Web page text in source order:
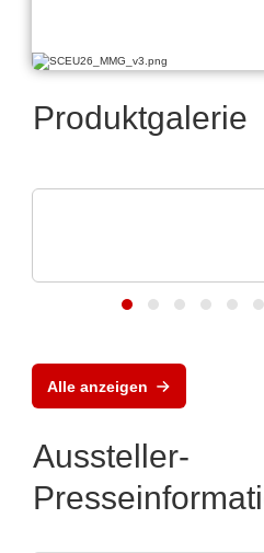
Produktgalerie
Alle anzeigen
Aussteller-